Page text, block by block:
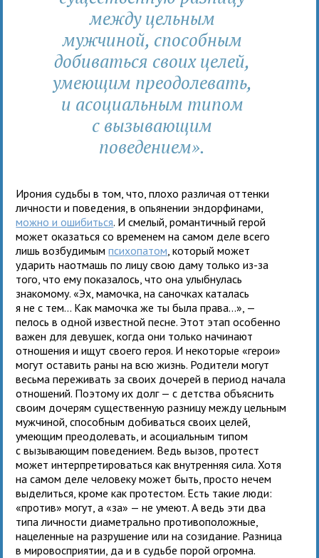
между цельным
мужчиной, способным
добиваться своих целей,
умеющим преодолевать,
и асоциальным типом
с вызывающим
поведением».
Ирония судьбы в том, что, плохо различая оттенки
личности и поведения, в опьянении эндорфинами,
можно и ошибиться. И смелый, романтичный герой
может оказаться со временем на самом деле всего
лишь возбудимымпсихопатом , который может
ударить наотмашь по лицу свою даму только из-за
того, что ему показалось, что она улыбнулась
знакомому. «Эх, мамочка, на саночках каталась
я не с тем... Как мамочка же ты была права...», —
пелось в одной известной песне. Этот этап особенно
важен для девушек, когда они только начинают
отношения и ищут своего героя. И некоторые «герои»
могут оставить раны на всю жизнь. Родители могут
весьма переживать за своих дочерей в период начала
отношений. Поэтому их долг — с детства объяснить
своим дочерям существенную разницу между цельным
мужчиной, способным добиваться своих целей,
умеющим преодолевать, и асоциальным типом
с вызывающим поведением. Ведь вызов, протест
может интерпретироваться как внутренняя сила. Хотя
на самом деле человеку может быть, просто нечем
выделиться, кроме как протестом. Есть такие люди:
«против» могут, а «за» — не умеют. А ведь эти два
типа личности диаметрально противоположные,
нацеленные на разрушение или на созидание. Разница
в мировосприятии, да и в судьбе порой огромна.